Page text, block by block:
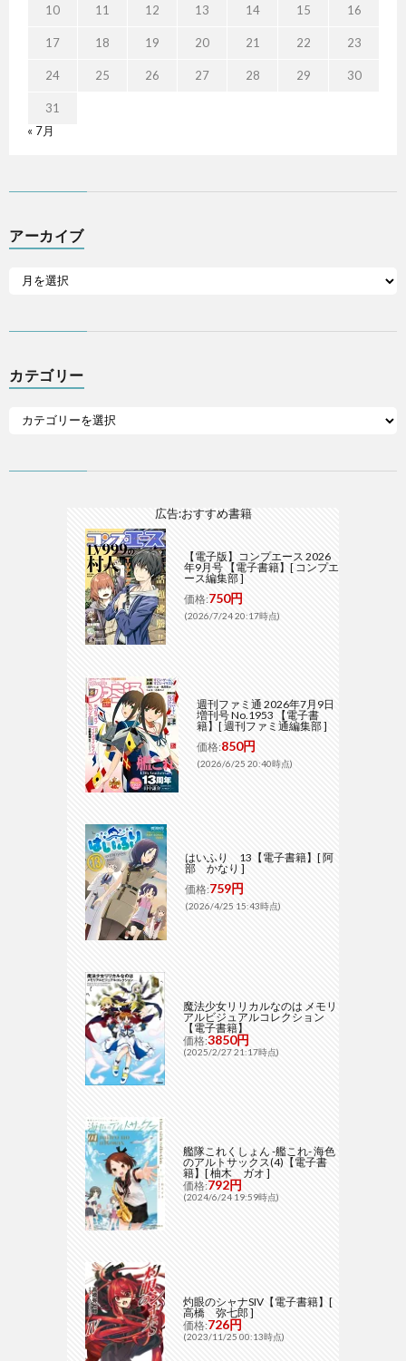
10 11 12 13 14 15 16
17 18 19 20 21 22 23
24 25 26 27 28 29 30
31
« 7月
アーカイブ
カテゴリー
広告:おすすめ書籍
【電子版】コンプエース 2026
年9月号 【電子書籍】[ コンプエ
ース編集部 ]
価格:750円
(2026/7/24 20:17時点)
週刊ファミ通 2026年7月9日
増刊号 No.1953 【電子書
籍】[ 週刊ファミ通編集部 ]
価格:850円
(2026/6/25 20:40時点)
はいふり 13【電子書籍】[ 阿
部 かなり ]
価格:759円
(2026/4/25 15:43時点)
魔法少女リリカルなのは メモリ
アルビジュアルコレクション
【電子書籍】
価格:3850円
(2025/2/27 21:17時点)
艦隊これくしょん -艦これ- 海色
のアルトサックス(4)【電子書
籍】[ 柚木 ガオ ]
価格:792円
(2024/6/24 19:59時点)
灼眼のシャナSIV【電子書籍】[
高橋 弥七郎 ]
価格:726円
(2023/11/25 00:13時点)